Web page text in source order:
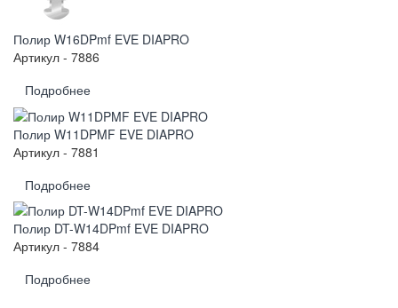
Полир W16DPmf EVE DIAPRO
Артикул - 7886
Подробнее
Полир W11DPMF EVE DIAPRO
Артикул - 7881
Подробнее
Полир DT-W14DPmf EVE DIAPRO
Артикул - 7884
Подробнее